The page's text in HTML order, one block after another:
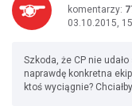
komentarzy:
03.10.2015,
Szkoda, że CP nie
naprawdę konkretna
ktoś wyciągnie?